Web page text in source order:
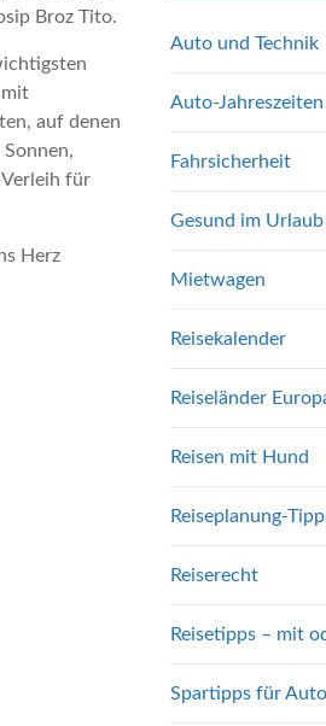
Broz Tito.
mit
auf denen
Verleih für
Herz
Auto und Technik
Auto-Jahreszeiten
Fahrsicherheit
Gesund im Urlaub
Mietwagen
Reisekalender
Reiseländer
Reisen mit Hund
Reiseplanung-
Reiserecht
Reisetipps – mit
Spartipps für